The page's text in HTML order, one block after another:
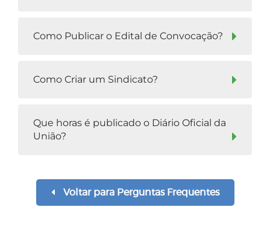
Como Publicar o Edital de Convocação?
Como Criar um Sindicato?
Que horas é publicado o Diário Oficial da
União?
Voltar para Perguntas Frequentes